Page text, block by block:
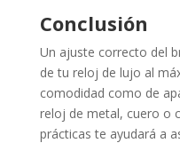
Conclusión
Un ajuste correcto del
de tu reloj de lujo al
comodidad como de
reloj de metal, cuero o
prácticas te ayudará a